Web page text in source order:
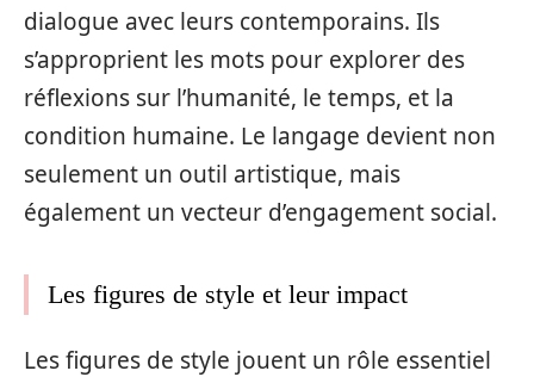
dialogue avec leurs contemporains. Ils
s’approprient les mots pour explorer des
réflexions sur l’humanité, le temps, et la
condition humaine. Le langage devient non
seulement un outil artistique, mais
également un vecteur d’engagement social.
Les figures de style et leur impact
Les figures de style jouent un rôle essentiel